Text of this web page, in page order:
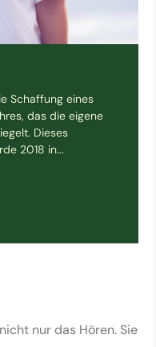
Schaffung eines
das die eigene
Dieses
2018 in...
nur das Hören. Sie